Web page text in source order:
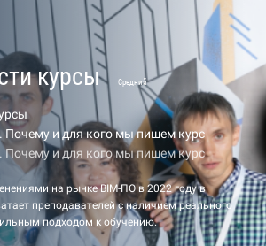
курсы Средний
Почему и для кого мы пишем курс
Почему и для кого мы пишем курс
на рынке BIM-ПО в 2022 году в
преподавателей с наличием реального
подходом к обучению.